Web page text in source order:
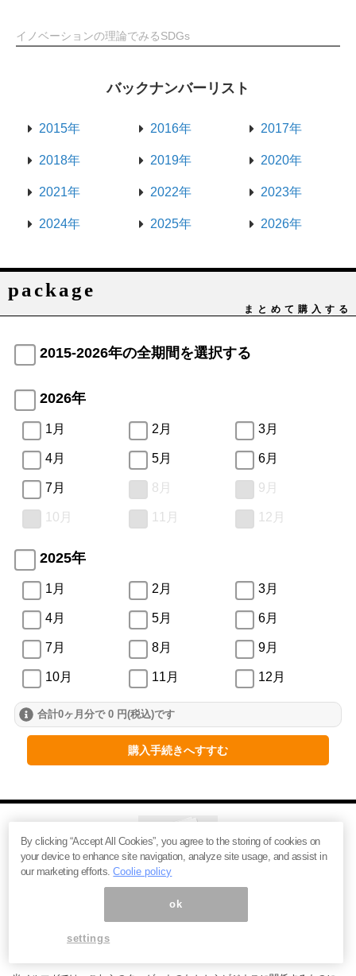
イノベーションの理論でみるSDGs
バックナンバーリスト
2015年 2016年 2017年
2018年 2019年 2020年
2021年 2022年 2023年
2024年 2025年 2026年
イノベーションの理論でみるSDGs
2015年、国連は17の目標と169のターゲットからなる「持続可能な開発目標
package
まとめて購入する
2015-2026年の全期間を選択する
2026年
1月 2月 3月
4月 5月 6月
7月 8月 9月
10月 11月 12月
2025年
1月 2月 3月
4月 5月 6月
7月 8月 9月
10月 11月 12月
2024年
2月
7月 8月 9月
10月 11月 12月
2023年
2月
7月 8月 9月
合計0ヶ月分で 0 円(税込)です
購入手続きへすすむ
By clicking “Accept All Cookies”, you agree to the storing of cookies on
your device to enhance site navigation, analyze site usage, and assist in
our marketing efforts.Coolie policy
ok
settings